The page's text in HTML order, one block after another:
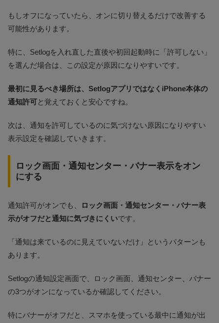
もしオフになっていたら、オンに切り替えるだけで改善する
可能性があります。
特に、Setlogを入れ直した直後や初回起動時に「許可しない」
を選んだ場合は、この設定が原因になりやすいです。
最初に見るべき場所は、SetlogアプリではなくiPhone本体の
通知許可と覚えておくと安心ですね。
次は、通知を許可しているのに気づけない原因になりやすい
表示設定を確認していきます。
ロック画面・通知センター・バナー表示をオン
にする
通知許可がオンでも、
ロック画面・通知センター・バナー表
示がオフだと通知に気づきにくいです。
「通知は来ているのに見えていないだけ」というパターンも
あります。
Setlogの通知設定画面で、ロック画面、通知センター、バナー
の3つがオンになっているか確認してください。
特にバナーがオフだと、スマホを使っている最中に通知が出